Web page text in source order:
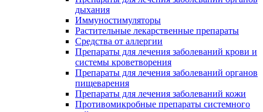
дыхания
Иммуностимуляторы
Растительные лекарственные препараты
Средства от аллергии
Препараты для лечения заболеваний крови и
системы кроветворения
Препараты для лечения заболеваний органов
пищеварения
Препараты для лечения заболеваний кожи
Противомикробные препараты системного